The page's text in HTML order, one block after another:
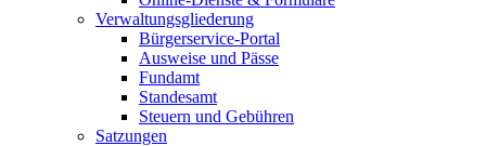
Verwaltungsgliederung
Bürgerservice-Portal
Ausweise und Pässe
Fundamt
Standesamt
Steuern und Gebühren
Satzungen